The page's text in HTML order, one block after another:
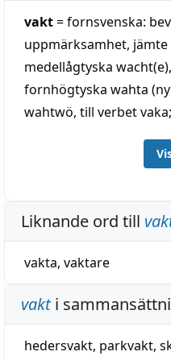
vakt= fornsvenska:
uppmärksamhet,
medellågtyska
fornhögtyska wahta
wahtwö, till verbet
språk över franska
vakt' (även i danska o.
förmedling av den
'vaktmanskap' (se t.
franska (un) garde,
garde; alltså samma
Liknande ord till
vakta, vaktare
vakti
hedersvakt, parkvakt,